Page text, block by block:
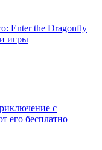
Enter the Dragonfly
игры
с
его бесплатно